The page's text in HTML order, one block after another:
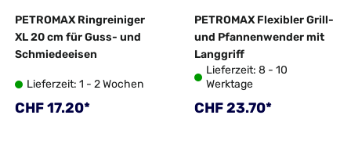
PETROMAX Ringreiniger
XL 20 cm für Guss- und
Schmiedeeisen
Lieferzeit: 1 - 2 Wochen
Regulärer Preis:
CHF 17.20*
PETROMAX Flexibler Grill-
und Pfannenwender mit
Langgriff
Lieferzeit: 8 - 10
Werktage
Regulärer Preis:
CHF 23.70*